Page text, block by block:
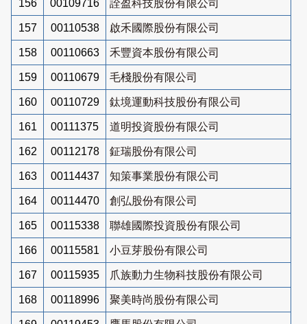
156 00109716 詮盈科技股份有限公司
157 00110538 啟禾國際股份有限公司
158 00110663 禾豐資本股份有限公司
159 00110679 毛棧股份有限公司
160 00110729 鈦境運動科技股份有限公司
161 00111375 道明投資股份有限公司
162 00112178 鉦瑞股份有限公司
163 00114437 知策事業股份有限公司
164 00114470 創弘股份有限公司
165 00115338 聯雄國際投資股份有限公司
166 00115581 小豆芽股份有限公司
167 00115935 爪族動力生物科技股份有限公司
168 00118996 聚美時尚股份有限公司